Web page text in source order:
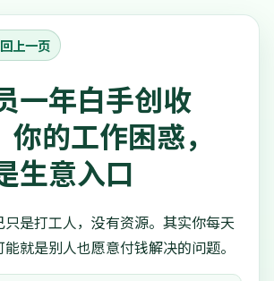
上一页
一年白手创收
的工作困惑，
生意入口
是打工人，没有资源。其实你每天
就是别人也愿意付钱解决的问题。